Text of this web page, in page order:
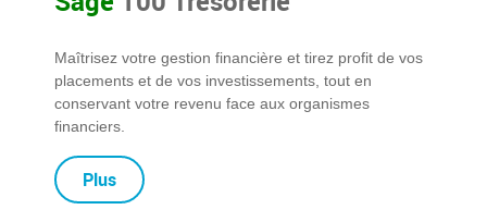
Maîtrisez votre gestion financière et tirez profit de vos
placements et de vos investissements, tout en
conservant votre revenu face aux organismes
financiers.
Plus